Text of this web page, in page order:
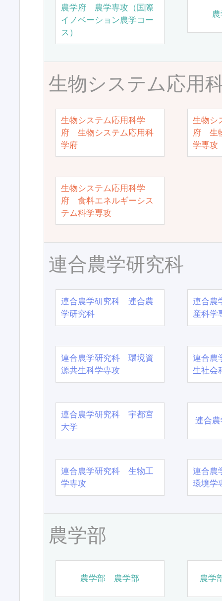
農学府 農学専攻（国際
イノベーション農学コー
ス）
生物システム応用
生物システム応用科学
府 生物システム応用科
学府
生物シ
府 生
学専攻
生物システム応用科学
府 食料エネルギーシス
テム科学専攻
連合農学研究科
連合農学研究科 連合農
学研究科
連合農
産科学
連合農学研究科 環境資
源共生科学専攻
連合農
生社会
連合農学研究科 宇都宮
大学
連合
連合農学研究科 生物工
学専攻
連合農
環境学
農学部
農学部 農学部 農学